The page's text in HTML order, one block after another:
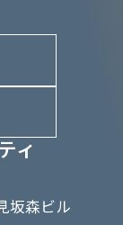
ィ
坂森ビル